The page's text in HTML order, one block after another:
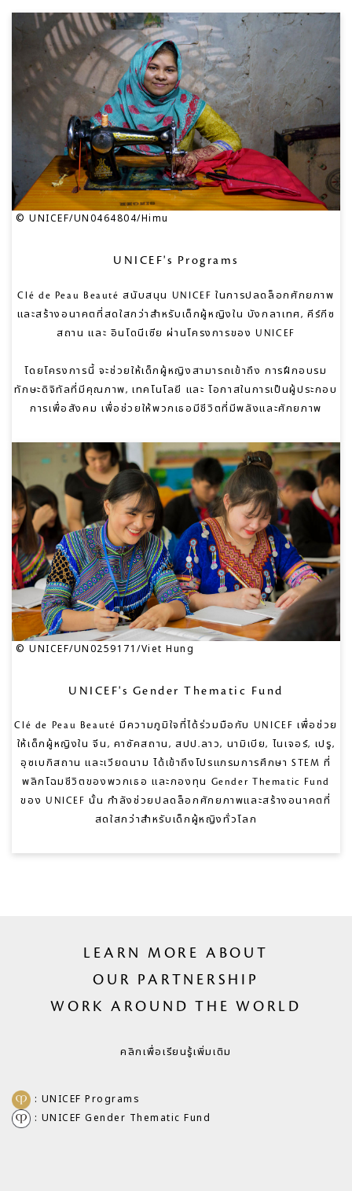
© UNICEF/UN0464804/Himu
UNICEF's Programs
Clé de Peau Beauté สนับสนุน UNICEF ในการปลดล็อกศักยภาพ
และสร้างอนาคตที่สดใสกว่าสำหรับเด็กผู้หญิงใน บังกลาเทศ, คีร์กีซ
สถาน และ อินโดนีเซีย ผ่านโครงการของ UNICEF
โดยโครงการนี้ จะช่วยให้เด็กผู้หญิงสามารถเข้าถึง การฝึกอบรม
ทักษะดิจิทัลที่มีคุณภาพ, เทคโนโลยี และ โอกาสในการเป็นผู้ประกอบ
การเพื่อสังคม เพื่อช่วยให้พวกเธอมีชีวิตที่มีพลังและศักยภาพ
UNICEF's Gender Thematic Fund
Clé de Peau Beauté มีความภูมิใจที่ได้ร่วมมือกับ UNICEF เพื่อช่วย
ให้เด็กผู้หญิงใน จีน, คาซัคสถาน, สปป.ลาว, นามิเบีย, ไนเจอร์, เปรู,
อุซเบกิสถาน และเวียดนาม ได้เข้าถึงโปรแกรมการศึกษา STEM ที่
พลิกโฉมชีวิตของพวกเธอ และกองทุน Gender Thematic Fund
ของ UNICEF นั้น กำลังช่วยปลดล็อกศักยภาพและสร้างอนาคตที่
สดใสกว่าสำหรับเด็กผู้หญิงทั่วโลก
© UNICEF/UN0259171/Viet Hung
LEARN MORE ABOUT
OUR PARTNERSHIP
WORK AROUND THE WORLD
คลิกเพื่อเรียนรู้เพิ่มเติม
: UNICEF Programs
: UNICEF Gender Thematic Fund